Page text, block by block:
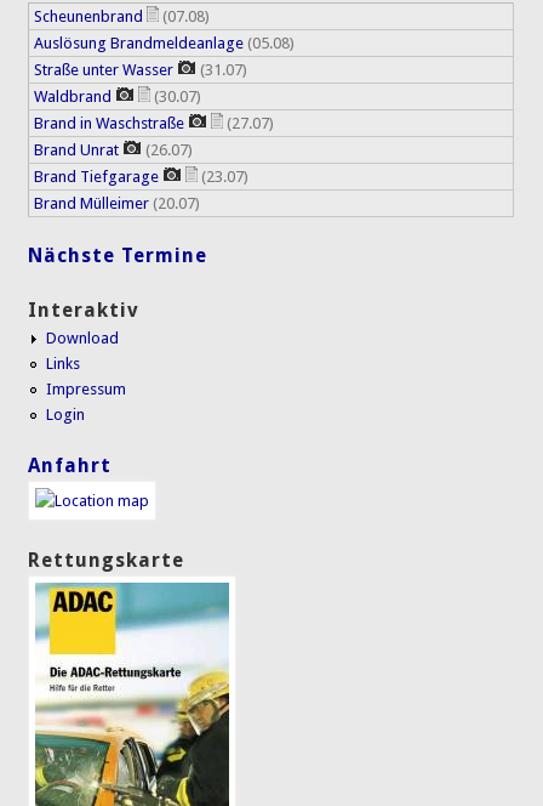
Scheunenbrand
(07.08)
Auslösung Brandmeldeanlage (05.08)
Straße unter Wasser
(31.07)
Waldbrand
(30.07)
Brand in Waschstraße
(27.07)
Brand Unrat
(26.07)
Brand Tiefgarage
(23.07)
Brand Mülleimer (20.07)
Nächste Termine
Interaktiv
Download
Links
Impressum
Login
Anfahrt
Rettungskarte